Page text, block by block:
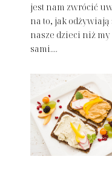
jest nam zwrócić
na to, jak odżywiają
nasze dzieci niż my
sami....